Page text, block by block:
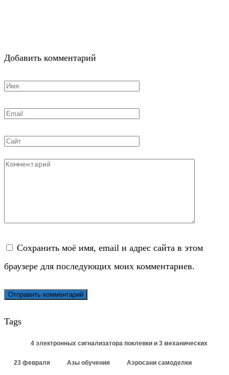
Добавить комментарий
Имя
Email
Сайт
Комментарий
Сохранить моё имя, email и адрес сайта в этом
браузере для последующих моих комментариев.
Tags
4 электронных сигнализатора поклевки и 3 механических
23 февраля Азы обучения Аэросани самоделки